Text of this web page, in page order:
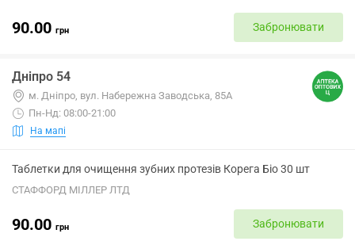
90.00 грн Забронювати
Дніпро 54
м. Дніпро, вул. Набережна Заводська, 85А
Пн-Нд: 08:00-21:00
На мапі
Таблетки для очищення зубних протезів Корега Біо 30 шт
СТАФФОРД МІЛЛЕР ЛТД
90.00 грн Забронювати